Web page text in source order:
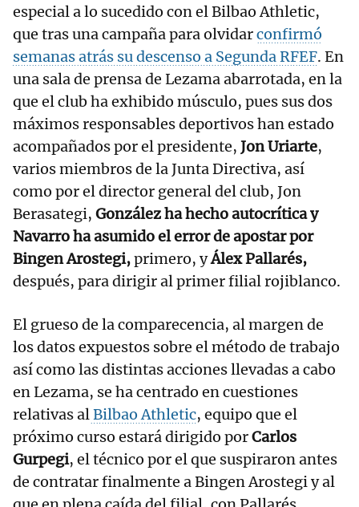
especial a lo sucedido con el Bilbao Athletic,
que tras una campaña para olvidarconfirmó
semanas atrás su descenso a Segunda RFEF. En
una sala de prensa de Lezama abarrotada, en la
que el club ha exhibido músculo, pues sus dos
máximos responsables deportivos han estado
acompañados por el presidente, Jon Uriarte,
varios miembros de la Junta Directiva, así
como por el director general del club, Jon
Berasategi, González ha hecho autocrítica y
Navarro ha asumido el error de apostar por
Bingen Arostegi,primero, yÁlex Pallarés,
después, para dirigir al primer filial rojiblanco.
El grueso de la comparecencia, al margen de
los datos expuestos sobre el método de trabajo
así como las distintas acciones llevadas a cabo
en Lezama, se ha centrado en cuestiones
relativas alBilbao Athletic, equipo que el
próximo curso estará dirigido porCarlos
Gurpegi, el técnico por el que suspiraron antes
de contratar finalmente a Bingen Arostegi y al